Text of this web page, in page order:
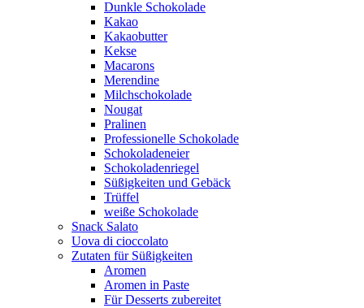
Dunkle Schokolade
Kakao
Kakaobutter
Kekse
Macarons
Merendine
Milchschokolade
Nougat
Pralinen
Professionelle Schokolade
Schokoladeneier
Schokoladenriegel
Süßigkeiten und Gebäck
Trüffel
weiße Schokolade
Snack Salato
Uova di cioccolato
Zutaten für Süßigkeiten
Aromen
Aromen in Paste
Für Desserts zubereitet